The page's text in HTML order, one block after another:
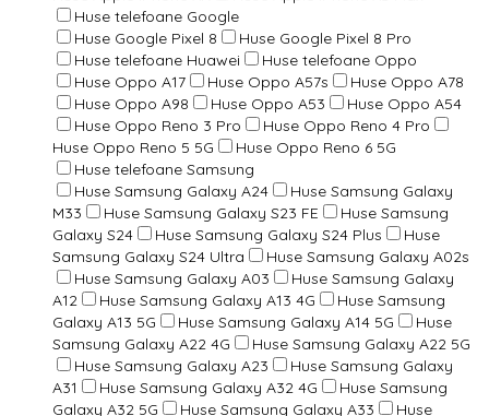
Huse telefoane Google
Huse Google Pixel 8
Huse Google Pixel 8 Pro
Huse telefoane Huawei
Huse telefoane Oppo
Huse Oppo A17
Huse Oppo A57s
Huse Oppo A78
Huse Oppo A98
Huse Oppo A53
Huse Oppo A54
Huse Oppo Reno 3 Pro
Huse Oppo Reno 4 Pro
Huse Oppo Reno 5 5G
Huse Oppo Reno 6 5G
Huse telefoane Samsung
Huse Samsung Galaxy A24
Huse Samsung Galaxy
M33
Huse Samsung Galaxy S23 FE
Huse Samsung
Galaxy S24
Huse Samsung Galaxy S24 Plus
Huse
Samsung Galaxy S24 Ultra
Huse Samsung Galaxy A02s
Huse Samsung Galaxy A03
Huse Samsung Galaxy
A12
Huse Samsung Galaxy A13 4G
Huse Samsung
Galaxy A13 5G
Huse Samsung Galaxy A14 5G
Huse
Samsung Galaxy A22 4G
Huse Samsung Galaxy A22 5G
Huse Samsung Galaxy A23
Huse Samsung Galaxy
A31
Huse Samsung Galaxy A32 4G
Huse Samsung
Galaxy A32 5G
Huse Samsung Galaxy A33
Huse